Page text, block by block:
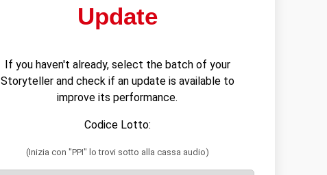
Update
If you haven't already, select the batch of your
Storyteller and check if an update is available to
improve its performance.
Codice Lotto:
(Inizia con "PPI" lo trovi sotto alla cassa audio)